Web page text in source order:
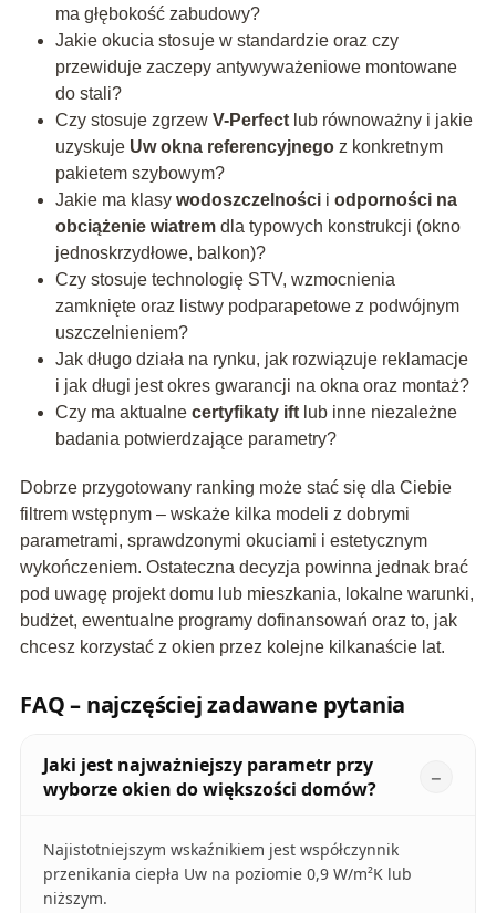
ma głębokość zabudowy?
Jakie okucia stosuje w standardzie oraz czy
przewiduje zaczepy antywyważeniowe montowane
do stali?
Czy stosuje zgrzew V-Perfectlub równoważny i jakie
uzyskuje Uw okna referencyjnegoz konkretnym
pakietem szybowym?
Jakie ma klasy wodoszczelnościi odporności na
obciążenie wiatremdla typowych konstrukcji (okno
jednoskrzydłowe, balkon)?
Czy stosuje technologię STV, wzmocnienia
zamknięte oraz listwy podparapetowe z podwójnym
uszczelnieniem?
Jak długo działa na rynku, jak rozwiązuje reklamacje
i jak długi jest okres gwarancji na okna oraz montaż?
Czy ma aktualne certyfikaty iftlub inne niezależne
badania potwierdzające parametry?
Dobrze przygotowany ranking może stać się dla Ciebie
filtrem wstępnym – wskaże kilka modeli z dobrymi
parametrami, sprawdzonymi okuciami i estetycznym
wykończeniem. Ostateczna decyzja powinna jednak brać
pod uwagę projekt domu lub mieszkania, lokalne warunki,
budżet, ewentualne programy dofinansowań oraz to, jak
chcesz korzystać z okien przez kolejne kilkanaście lat.
FAQ – najczęściej zadawane pytania
Jaki jest najważniejszy parametr przy
wyborze okien do większości domów?
Najistotniejszym wskaźnikiem jest współczynnik
przenikania ciepła Uw na poziomie 0,9 W/m²K lub
niższym.